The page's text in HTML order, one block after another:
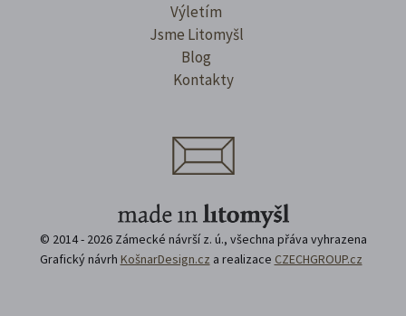
Výletím
Jsme Litomyšl
Blog
Kontakty
© 2014 - 2026 Zámecké návrší z. ú., všechna přáva vyhrazena
Grafický návrh KošnarDesign.cz a realizace CZECHGROUP.cz